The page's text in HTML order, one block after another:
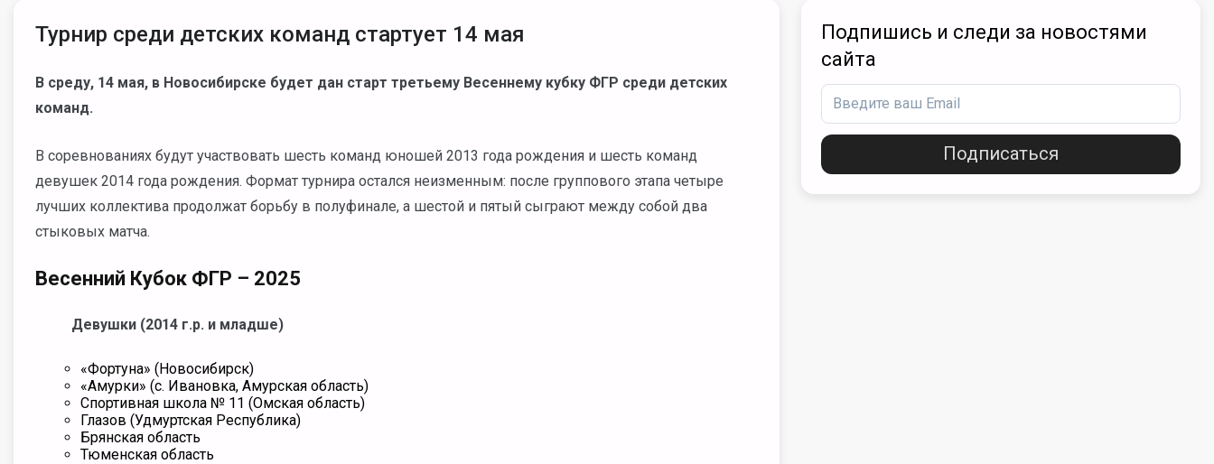
Турнир среди детских команд стартует 14 мая
В среду, 14 мая, в Новосибирске будет дан старт третьему Весеннему кубку ФГР среди детских
команд.
В соревнованиях будут участвовать шесть команд юношей 2013 года рождения и шесть команд
девушек 2014 года рождения. Формат турнира остался неизменным: после группового этапа четыре
лучших коллектива продолжат борьбу в полуфинале, а шестой и пятый сыграют между собой два
стыковых матча.
Весенний Кубок ФГР – 2025
Девушки (2014 г.р. и младше)
«Фортуна» (Новосибирск)
«Амурки» (с. Ивановка, Амурская область)
Спортивная школа № 11 (Омская область)
Глазов (Удмуртская Республика)
Брянская область
Тюменская область
Подпишись и следи за новостями
сайта
Подписаться